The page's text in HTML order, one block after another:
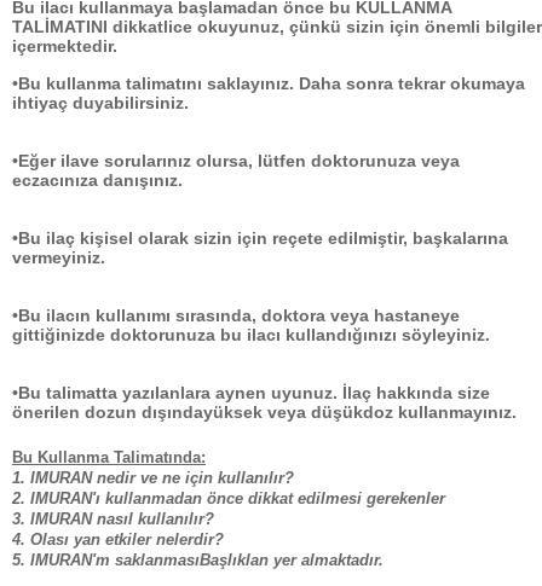
Bu ilacı kullanmaya başlamadan önce bu KULLANMA
TALİMATINI dikkatlice okuyunuz, çünkü sizin için önemli bilgiler
içermektedir.
•Bu kullanma talimatını saklayınız. Daha sonra tekrar okumaya
ihtiyaç duyabilirsiniz.
•Eğer ilave sorularınız olursa, lütfen doktorunuza veya
eczacınıza danışınız.
•Bu ilaç kişisel olarak sizin için reçete edilmiştir, başkalarına
vermeyiniz.
•Bu ilacın kullanımı sırasında, doktora veya hastaneye
gittiğinizde doktorunuza bu ilacı kullandığınızı söyleyiniz.
•Bu talimatta yazılanlara aynen uyunuz. İlaç hakkında size
önerilen dozun dışındayüksek veya düşükdoz kullanmayınız.
Bu Kullanma Talimatında:
1. IMURAN nedir ve ne için kullanılır?
2. IMURAN'ı kullanmadan önce dikkat edilmesi gerekenler
3. IMURAN nasıl kullanılır?
4. Olası yan etkiler nelerdir?
5. IMURAN'm saklanmasıBaşlıklan yer almaktadır.